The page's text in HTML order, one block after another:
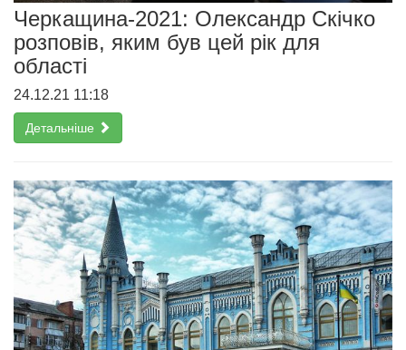
Черкащина-2021: Олександр Скічко
розповів, яким був цей рік для
області
24.12.21 11:18
Детальніше